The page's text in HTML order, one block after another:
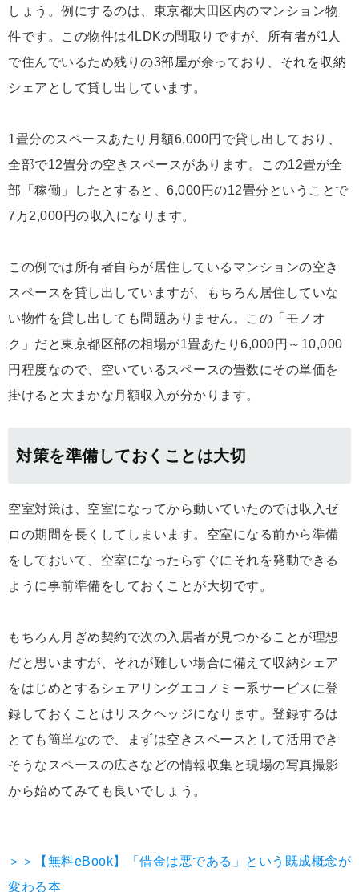
しょう。例にするのは、東京都大田区内のマンション物
件です。この物件は4LDKの間取りですが、所有者が1人
で住んでいるため残りの3部屋が余っており、それを収納
シェアとして貸し出しています。
1畳分のスペースあたり月額6,000円で貸し出しており、
全部で12畳分の空きスペースがあります。この12畳が全
部「稼働」したとすると、6,000円の12畳分ということで
7万2,000円の収入になります。
この例では所有者自らが居住しているマンションの空き
スペースを貸し出していますが、もちろん居住していな
い物件を貸し出しても問題ありません。この「モノオ
ク」だと東京都区部の相場が1畳あたり6,000円～10,000
円程度なので、空いているスペースの畳数にその単価を
掛けると大まかな月額収入が分かります。
対策を準備しておくことは大切
空室対策は、空室になってから動いていたのでは収入ゼ
ロの期間を長くしてしまいます。空室になる前から準備
をしておいて、空室になったらすぐにそれを発動できる
ように事前準備をしておくことが大切です。
もちろん月ぎめ契約で次の入居者が見つかることが理想
だと思いますが、それが難しい場合に備えて収納シェア
をはじめとするシェアリングエコノミー系サービスに登
録しておくことはリスクヘッジになります。登録するは
とても簡単なので、まずは空きスペースとして活用でき
そうなスペースの広さなどの情報収集と現場の写真撮影
から始めてみても良いでしょう。
＞＞【無料eBook】「借金は悪である」という既成概念が
変わる本